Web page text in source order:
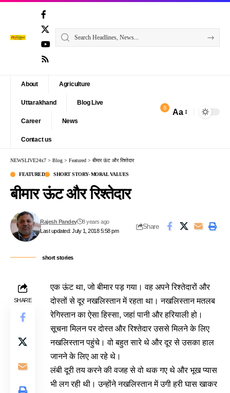
About Agriculture
Uttarakhand Blog Live
Career News
Contact us
8 Aa
NEWSLIVE24x7 > Blog > Featured > बीमार ऊंट और रिश्तेदार
FEATURED SHORT STORY- MORAL VALUES
बीमार ऊंट और रिश्तेदार
Last updated: July 1, 2018 5:58 pm
Rajesh Pandey 8 years ago
Share
short stories
SHARE
एक ऊंट था, जो बीमार पड़ गया। वह अपने रिश्तेदारों और
दोस्तों से दूर नखलिस्तान में रहता था। नखलिस्तान मतलब
रेगिस्तान का ऐसा हिस्सा, जहां पानी और हरियाली हो।
सूचना मिलन पर दोस्त और रिश्तेदार उससे मिलने के लिए
नखलिस्तान पहुंचे। वो बहुत सारे थे और दूर से उसका हाल
जानने के लिए आ रहे थे।
लंबी दूरी तय करने की वजह से वो थक गए थे और भूख प्यास
भी लग रही थी। उन्होंने नखलिस्तान में उगी हरी घास खाकर